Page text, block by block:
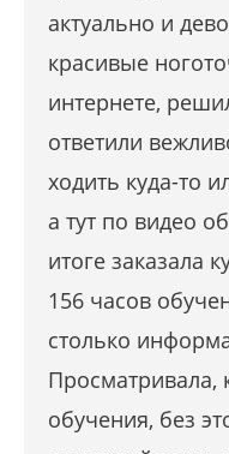
актуально и
красивые
интернете,
ответили
ходить куда-то
а тут по видео
итоге заказала
156 часов
столько
Просматривала,
обучения, без